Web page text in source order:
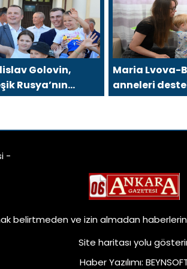
kadınlara
destek
için
hazırladı
мерах
Golovin,
Rusya’nın
yönelik
Maria Lvova-
anneleri
için
önerdi
-
belirtmeden ve izin almadan haberlerin
Site haritasıyolu
Haber Yazılımı: